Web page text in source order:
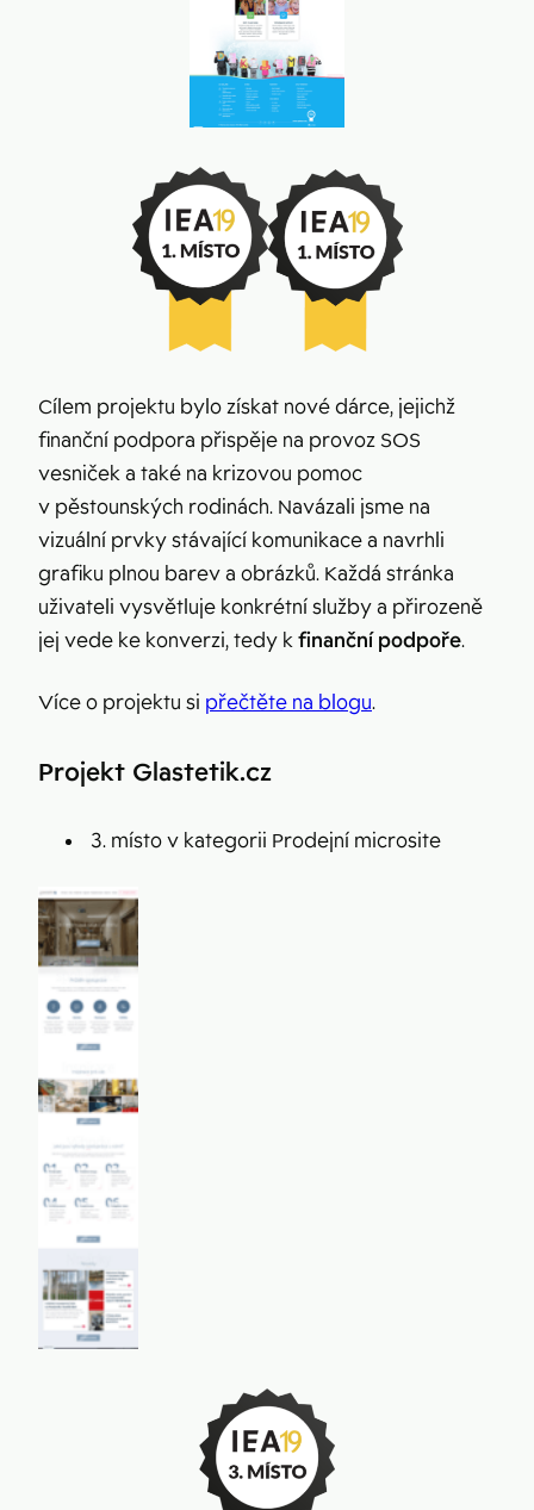
Cílem projektu bylo získat nové dárce, jejichž
finanční podpora přispěje na provoz SOS
vesniček a také na krizovou pomoc
v pěstounských rodinách. Navázali jsme na
vizuální prvky stávající komunikace a navrhli
grafiku plnou barev a obrázků. Každá stránka
uživateli vysvětluje konkrétní služby a přirozeně
jej vede ke konverzi, tedy kfinanční podpoře.
Více o projektu si přečtěte na blogu.
Projekt Glastetik.cz
3. místo v kategorii Prodejní microsite